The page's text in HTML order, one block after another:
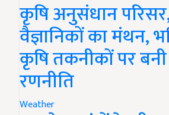
कृषि अनुसंधान
वैज्ञानिकों का मंथन,
कृषि तकनीकों पर
रणनीति
Weather